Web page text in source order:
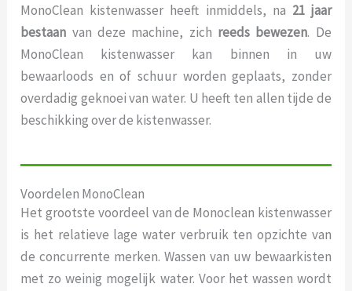
MonoClean kistenwasser heeft inmiddels, na 21 jaar
bestaan van deze machine, zich reeds bewezen. De
MonoClean kistenwasser kan binnen in uw
bewaarloods en of schuur worden geplaats, zonder
overdadig geknoei van water. U heeft ten allen tijde de
beschikking over de kistenwasser.
Voordelen MonoClean
Het grootste voordeel van de Monoclean kistenwasser
is het relatieve lage water verbruik ten opzichte van
de concurrente merken. Wassen van uw bewaarkisten
met zo weinig mogelijk water. Voor het wassen wordt